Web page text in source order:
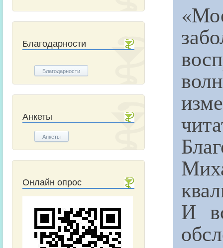
Благодарности
Благодарности
Анкеты
Анкеты
Онлайн опрос
И